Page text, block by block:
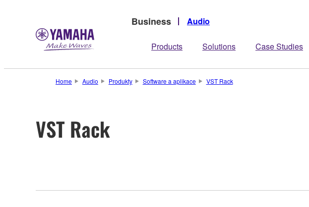
Business Audio
Products Solutions Case Studies
Home Audio Produkty Software a aplikace VST Rack
VST Rack